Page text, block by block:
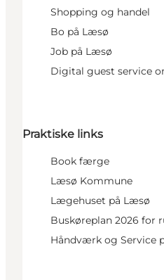
Shopping og handel
Bo på Læsø
Job på Læsø
Digital guest service
Praktiske links
Book færge
Læsø Kommune
Lægehuset på Læsø
Buskøreplan 2026 for
Håndværk og Service